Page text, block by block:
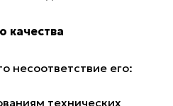
качества
несоответствие его:
технических